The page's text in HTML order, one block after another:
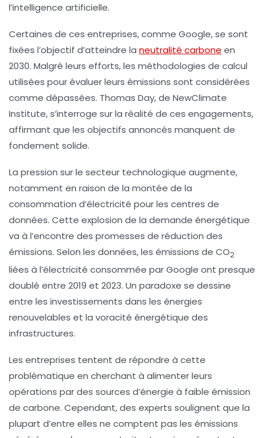
l’intelligence artificielle.
Certaines de ces entreprises, comme Google, se sont
fixées l’objectif d’atteindre la neutralité carbone en
2030. Malgré leurs efforts, les méthodologies de calcul
utilisées pour évaluer leurs émissions sont considérées
comme dépassées. Thomas Day, de NewClimate
Institute, s’interroge sur la réalité de ces engagements,
affirmant que les objectifs annoncés manquent de
fondement solide.
La pression sur le secteur technologique augmente,
notamment en raison de la montée de la
consommation d’électricité pour les centres de
données. Cette explosion de la demande énergétique
va à l’encontre des promesses de réduction des
émissions. Selon les données, les émissions de CO2
liées à l’électricité consommée par Google ont presque
doublé entre 2019 et 2023. Un paradoxe se dessine
entre les investissements dans les énergies
renouvelables et la voracité énergétique des
infrastructures.
Les entreprises tentent de répondre à cette
problématique en cherchant à alimenter leurs
opérations par des sources d’énergie à faible émission
de carbone. Cependant, des experts soulignent que la
plupart d’entre elles ne comptent pas les émissions